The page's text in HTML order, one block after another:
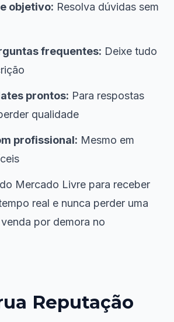
objetivo: Resolva dúvidas sem
frequentes: Deixe tudo
prontos: Para respostas
qualidade
profissional: Mesmo em
Mercado Livre para receber
real e nunca perder uma
por demora no
Reputação